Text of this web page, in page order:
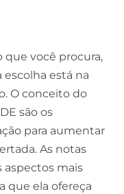
você procura,
está na
O conceito do
são os
para aumentar
As notas
aspectos mais
que ela ofereça